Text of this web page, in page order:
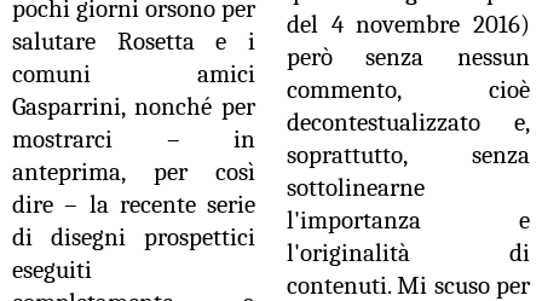
pochi giorni orsono per
salutare Rosetta e i
comuni amici
Gasparrini, nonché per
mostrarci – in
anteprima, per così
dire – la recente serie
di disegni prospettici
eseguiti
del 4 novembre 2016)
però senza nessun
commento, cioè
decontestualizzato e,
soprattutto, senza
sottolinearne
l'importanza e
l'originalità di
contenuti. Mi scuso per